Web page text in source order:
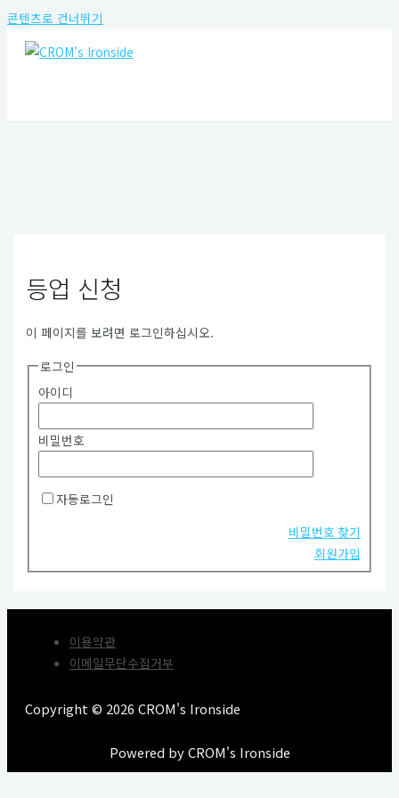
콘텐츠로 건너뛰기
등업 신청
이 페이지를 보려면 로그인하십시오.
로그인
아이디
비밀번호
자동로그인
비밀번호 찾기
회원가입
이용약관
이메일무단수집거부
Copyright © 2026 CROM's Ironside
Powered by CROM's Ironside